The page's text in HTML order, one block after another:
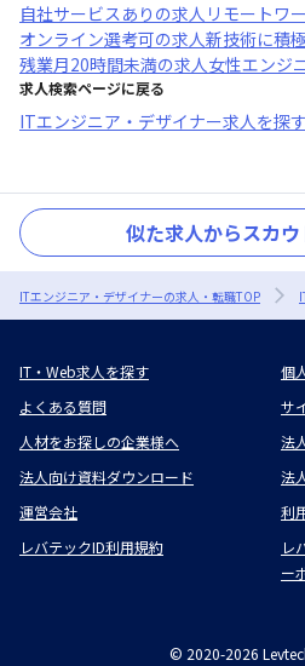
自社サービスあり の求人 リモートワ
オンライン選考可の求人新技術に積
残業月20時間未満の求人女性エンジ
求人検索ページに戻る
ITエンジニア・デザイナー求人を探す
似た求人からスカ
ITエンジニア・デザイナーの求人・転職TOP
IT・Web求人を探す
個
よくある質問
サ
人材をお探しの企業様へ
法
法人向け資料ダウンロード
法
運営会社
利
レバテックID利用規約
レ
ー
© 2020-2026